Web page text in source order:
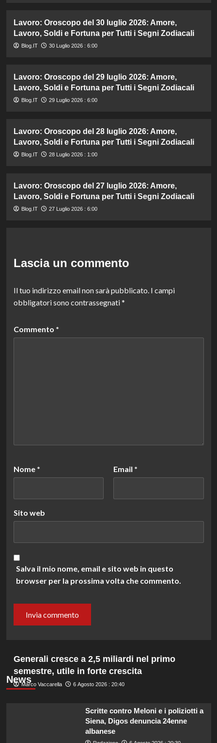
Lavoro: Oroscopo del 30 luglio 2026: Amore,
Lavoro, Soldi e Fortuna per Tutti i Segni Zodiacali
Blog.IT 30 Luglio 2026 : 6:00
Lavoro: Oroscopo del 29 luglio 2026: Amore,
Lavoro, Soldi e Fortuna per Tutti i Segni Zodiacali
Blog.IT 29 Luglio 2026 : 6:00
Lavoro: Oroscopo del 28 luglio 2026: Amore,
Lavoro, Soldi e Fortuna per Tutti i Segni Zodiacali
Blog.IT 28 Luglio 2026 : 1:00
Lavoro: Oroscopo del 27 luglio 2026: Amore,
Lavoro, Soldi e Fortuna per Tutti i Segni Zodiacali
Blog.IT 27 Luglio 2026 : 6:00
Lascia un commento
Il tuo indirizzo email non sarà pubblicato. I campi
obbligatori sono contrassegnati*
Commento *
Nome * Email *
Sito web
Salva il mio nome, email e sito web in questo
browser per la prossima volta che commento.
News
Generali cresce a 2,5 miliardi nel primo
semestre, utile in forte crescita
Marco Vaccarella 6 Agosto 2026 : 20:40
Scritte contro Meloni e i poliziotti a
Siena, Digos denuncia 24enne
albanese